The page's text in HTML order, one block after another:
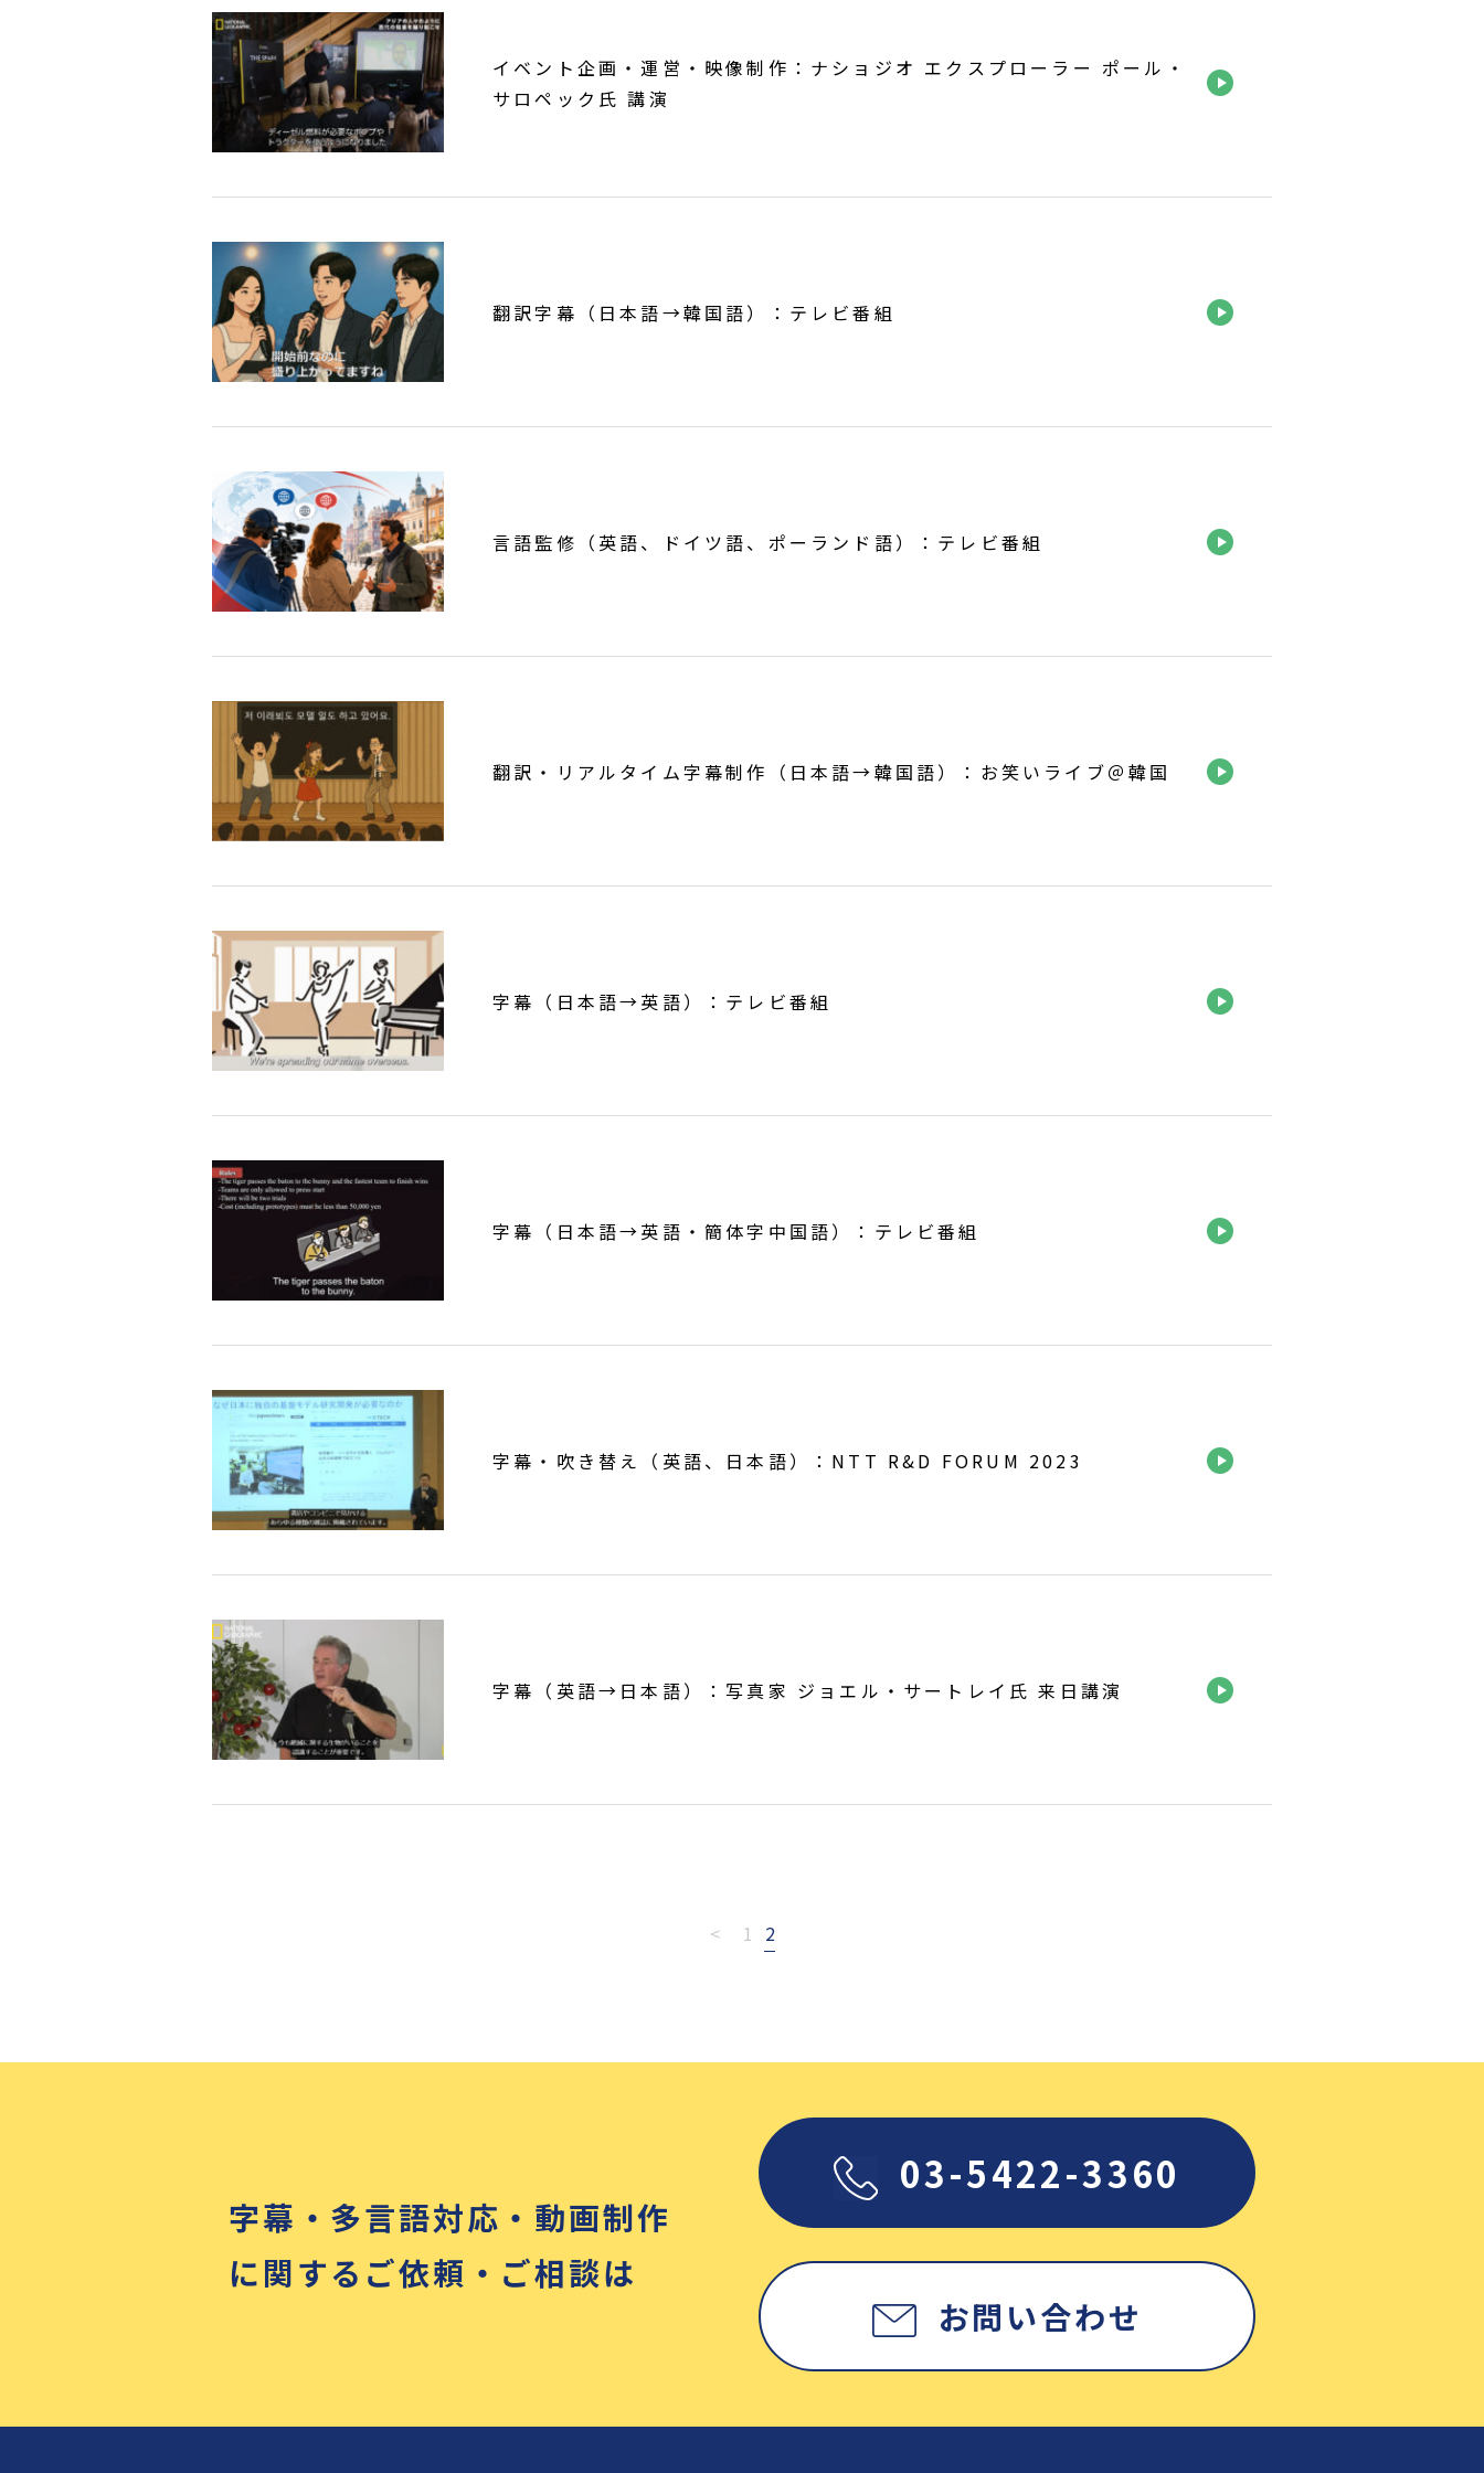
イベント企画・運営・映像制作：ナショジオ エクスプローラー ポール・
サロペック氏 講演
翻訳字幕（日本語→韓国語）：テレビ番組
言語監修（英語、ドイツ語、ポーランド語）：テレビ番組
翻訳・リアルタイム字幕制作（日本語→韓国語）：お笑いライブ＠韓国
字幕（日本語→英語）：テレビ番組
字幕（日本語→英語・簡体字中国語）：テレビ番組
字幕・吹き替え（英語、日本語）：NTT R&D FORUM 2023
字幕（英語→日本語）：写真家 ジョエル・サートレイ氏 来日講演
< 1 2
字幕・多言語対応・動画制作
に関するご依頼・ご相談は
03-5422-3360
お問い合わせ